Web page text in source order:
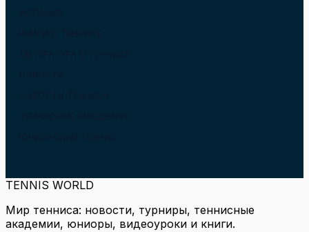
TENNIS WORLD
Мир тенниса: новости, турниры, теннисные
академии, юниоры, видеоуроки и книги.